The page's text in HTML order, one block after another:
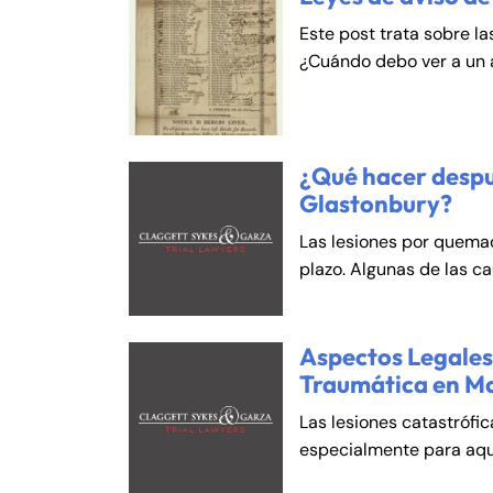
Este post trata sobre
¿Cuándo debo ver a un
¿Qué hacer
Glastonbury?
Las lesiones por
plazo. Algunas de las
Aspectos
Traumática en
Las lesiones
especialmente para